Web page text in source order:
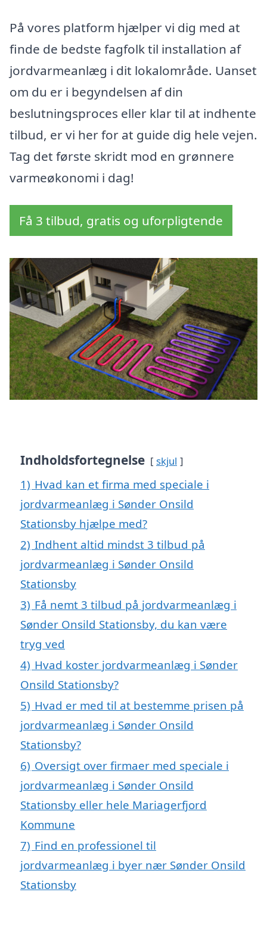
På vores platform hjælper vi dig med at
finde de bedste fagfolk til installation af
jordvarmeanlæg i dit lokalområde. Uanset
om du er i begyndelsen af din
beslutningsproces eller klar til at indhente
tilbud, er vi her for at guide dig hele vejen.
Tag det første skridt mod en grønnere
varmeøkonomi i dag!
Få 3 tilbud, gratis og uforpligtende
Indholdsfortegnelse skjul
1) Hvad kan et firma med speciale i
jordvarmeanlæg i Sønder Onsild
Stationsby hjælpe med?
2) Indhent altid mindst 3 tilbud på
jordvarmeanlæg i Sønder Onsild
Stationsby
3) Få nemt 3 tilbud på jordvarmeanlæg i
Sønder Onsild Stationsby, du kan være
tryg ved
4) Hvad koster jordvarmeanlæg i Sønder
Onsild Stationsby?
5) Hvad er med til at bestemme prisen på
jordvarmeanlæg i Sønder Onsild
Stationsby?
6) Oversigt over firmaer med speciale i
jordvarmeanlæg i Sønder Onsild
Stationsby eller hele Mariagerfjord
Kommune
7) Find en professionel til
jordvarmeanlæg i byer nær Sønder Onsild
Stationsby